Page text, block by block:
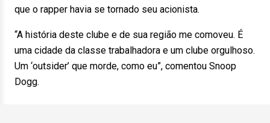
que o rapper havia se tornado seu acionista.
“A história deste clube e de sua região me comoveu. É
uma cidade da classe trabalhadora e um clube orgulhoso.
Um ‘outsider’ que morde, como eu”, comentou Snoop
Dogg.